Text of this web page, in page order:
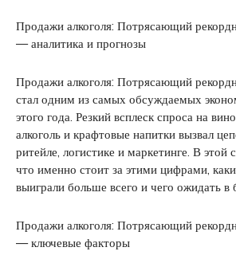
Продажи алкоголя: Потрясающий
— аналитика и прогнозы
Продажи алкоголя: Потрясающий
стал одним из самых обсуждаемых
этого года. Резкий всплеск спроса на
алкоголь и крафтовые напитки вызвал
ритейле, логистике и маркетинге. В этой
что именно стоит за этими цифрами,
выиграли больше всего и чего ожидать
Продажи алкоголя: Потрясающий
— ключевые факторы